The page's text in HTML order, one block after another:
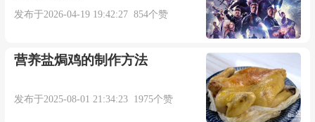
发布于2026-04-19 19:42:27 854个赞
营养盐焗鸡的制作方法
发布于2025-08-01 21:34:23 1975个赞